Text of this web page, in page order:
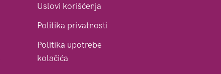
Uslovi korišćenja
Politika privatnosti
Politika upotrebe
kolačića